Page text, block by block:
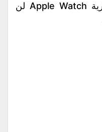
المستوى الأدنى إلى أن بطارية Apple Watch لن